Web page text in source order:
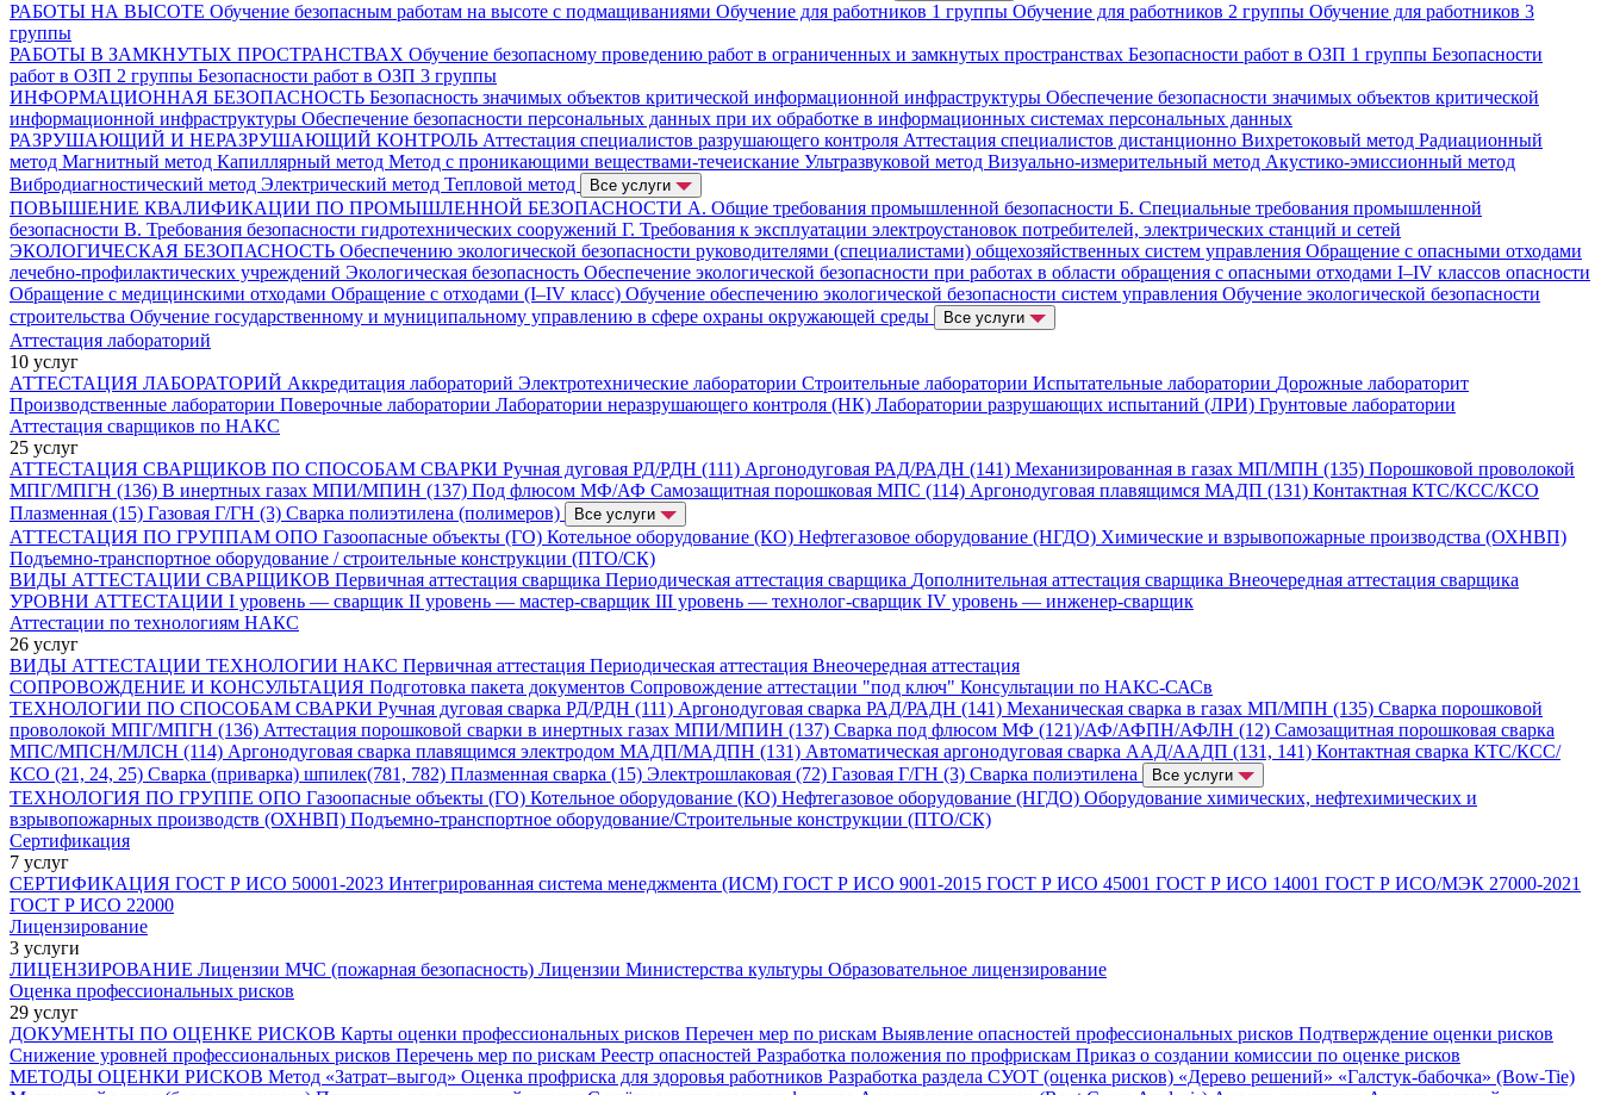
РАБОТЫ НА ВЫСОТЕ Обучение безопасным работам на высоте с подмащиваниями Обучение для работников 1 группы Обучение для работников 2 группы Обучение для работников 3
группы
РАБОТЫ В ЗАМКНУТЫХ ПРОСТРАНСТВАХ Обучение безопасному проведению работ в ограниченных и замкнутых пространствах Безопасности работ в ОЗП 1 группы Безопасности
работ в ОЗП 2 группы Безопасности работ в ОЗП 3 группы
ИНФОРМАЦИОННАЯ БЕЗОПАСНОСТЬ Безопасность значимых объектов критической информационной инфраструктуры Обеспечение безопасности значимых объектов критической
информационной инфраструктуры Обеспечение безопасности персональных данных при их обработке в информационных системах персональных данных
РАЗРУШАЮЩИЙ И НЕРАЗРУШАЮЩИЙ КОНТРОЛЬ Аттестация специалистов разрушающего контроля Аттестация специалистов дистанционно Вихретоковый метод Радиационный
метод Магнитный метод Капиллярный метод Метод с проникающими веществами-течеискание Ультразвуковой метод Визуально-измерительный метод Акустико-эмиссионный метод
Вибродиагностический метод Электрический метод Тепловой метод Все услуги
ПОВЫШЕНИЕ КВАЛИФИКАЦИИ ПО ПРОМЫШЛЕННОЙ БЕЗОПАСНОСТИ А. Общие требования промышленной безопасности Б. Специальные требования промышленной
безопасности В. Требования безопасности гидротехнических сооружений Г. Требования к эксплуатации электроустановок потребителей, электрических станций и сетей
ЭКОЛОГИЧЕСКАЯ БЕЗОПАСНОСТЬ Обеспечению экологической безопасности руководителями (специалистами) общехозяйственных систем управления Обращение с опасными отходами
лечебно-профилактических учреждений Экологическая безопасность Обеспечение экологической безопасности при работах в области обращения с опасными отходами I–IV классов опасности
Обращение с медицинскими отходами Обращение с отходами (I–IV класс) Обучение обеспечению экологической безопасности систем управления Обучение экологической безопасности
строительства Обучение государственному и муниципальному управлению в сфере охраны окружающей среды Все услуги
Аттестация лабораторий
10 услуг
АТТЕСТАЦИЯ ЛАБОРАТОРИЙ Аккредитация лабораторий Электротехнические лаборатории Строительные лаборатории Испытательные лаборатории Дорожные лабораторит
Производственные лаборатории Поверочные лаборатории Лаборатории неразрушающего контроля (НК) Лаборатории разрушающих испытаний (ЛРИ) Грунтовые лаборатории
Аттестация сварщиков по НАКС
25 услуг
АТТЕСТАЦИЯ СВАРЩИКОВ ПО СПОСОБАМ СВАРКИ Ручная дуговая РД/РДН (111) Аргонодуговая РАД/РАДН (141) Механизированная в газах МП/МПН (135) Порошковой проволокой
МПГ/МПГН (136) В инертных газах МПИ/МПИН (137) Под флюсом МФ/АФ Самозащитная порошковая МПС (114) Аргонодуговая плавящимся МАДП (131) Контактная КТС/КСС/КСО
Плазменная (15) Газовая Г/ГН (3) Сварка полиэтилена (полимеров) Все услуги
АТТЕСТАЦИЯ ПО ГРУППАМ ОПО Газоопасные объекты (ГО) Котельное оборудование (КО) Нефтегазовое оборудование (НГДО) Химические и взрывопожарные производства (ОХНВП)
Подъемно-транспортное оборудование / строительные конструкции (ПТО/СК)
ВИДЫ АТТЕСТАЦИИ СВАРЩИКОВ Первичная аттестация сварщика Периодическая аттестация сварщика Дополнительная аттестация сварщика Внеочередная аттестация сварщика
УРОВНИ АТТЕСТАЦИИ I уровень — сварщик II уровень — мастер-сварщик III уровень — технолог-сварщик IV уровень — инженер-сварщик
Аттестации по технологиям НАКС
26 услуг
ВИДЫ АТТЕСТАЦИИ ТЕХНОЛОГИИ НАКС Первичная аттестация Периодическая аттестация Внеочередная аттестация
СОПРОВОЖДЕНИЕ И КОНСУЛЬТАЦИЯ Подготовка пакета документов Сопровождение аттестации "под ключ" Консультации по НАКС-САСв
ТЕХНОЛОГИИ ПО СПОСОБАМ СВАРКИ Ручная дуговая сварка РД/РДН (111) Аргонодуговая сварка РАД/РАДН (141) Механическая сварка в газах МП/МПН (135) Сварка порошковой
проволокой МПГ/МПГН (136) Аттестация порошковой сварки в инертных газах МПИ/МПИН (137) Сварка под флюсом МФ (121)/АФ/АФПН/АФЛН (12) Самозащитная порошковая сварка
МПС/МПСН/МЛСН (114) Аргонодуговая сварка плавящимся электродом МАДП/МАДПН (131) Автоматическая аргонодуговая сварка ААД/ААДП (131, 141) Контактная сварка КТС/КСС/
КСО (21, 24, 25) Сварка (приварка) шпилек(781, 782) Плазменная сварка (15) Электрошлаковая (72) Газовая Г/ГН (3) Сварка полиэтилена Все услуги
ТЕХНОЛОГИЯ ПО ГРУППЕ ОПО Газоопасные объекты (ГО) Котельное оборудование (КО) Нефтегазовое оборудование (НГДО) Оборудование химических, нефтехимических и
взрывопожарных производств (ОХНВП) Подъемно-транспортное оборудование/Строительные конструкции (ПТО/СК)
Сертификация
7 услуг
СЕРТИФИКАЦИЯ ГОСТ Р ИСО 50001-2023 Интегрированная система менеджмента (ИСМ) ГОСТ Р ИСО 9001-2015 ГОСТ Р ИСО 45001 ГОСТ Р ИСО 14001 ГОСТ Р ИСО/МЭК 27000-2021
ГОСТ Р ИСО 22000
Лицензирование
3 услуги
ЛИЦЕНЗИРОВАНИЕ Лицензии МЧС (пожарная безопасность) Лицензии Министерства культуры Образовательное лицензирование
Оценка профессиональных рисков
29 услуг
ДОКУМЕНТЫ ПО ОЦЕНКЕ РИСКОВ Карты оценки профессиональных рисков Перечен мер по рискам Выявление опасностей профессиональных рисков Подтверждение оценки рисков
Снижение уровней профессиональных рисков Перечень мер по рискам Реестр опасностей Разработка положения по профрискам Приказ о создании комиссии по оценке рисков
МЕТОДЫ ОЦЕНКИ РИСКОВ Метод «Затрат–выгод» Оценка профриска для здоровья работников Разработка раздела СУОТ (оценка рисков) «Дерево решений» «Галстук-бабочка» (Bow-Tie)